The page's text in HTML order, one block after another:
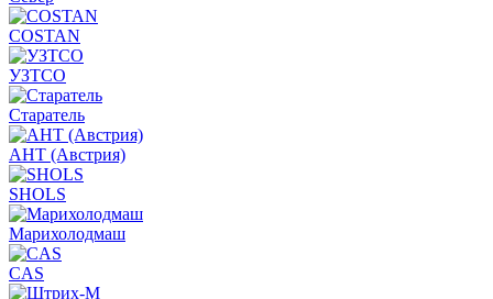
COSTAN
УЗТСО
Старатель
АНТ (Австрия)
SHOLS
Марихолодмаш
CAS